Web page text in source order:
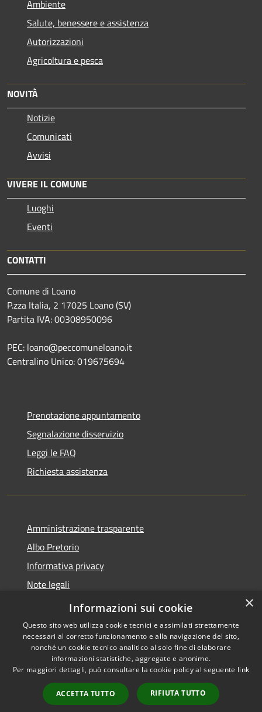
Ambiente
Salute, benessere e assistenza
Autorizzazioni
Agricoltura e pesca
NOVITÀ
Notizie
Comunicati
Avvisi
VIVERE IL COMUNE
Luoghi
Eventi
CONTATTI
Comune di Loano
P.zza Italia, 2 17025 Loano (SV)
Partita IVA: 00308950096
PEC: loano@peccomuneloano.it
Centralino Unico: 019675694
Prenotazione appuntamento
Segnalazione disservizio
Leggi le FAQ
Richiesta assistenza
Amministrazione trasparente
Albo Pretorio
Informativa privacy
Note legali
Dichiarazione di accessibilità
Accessibilità
Copyright © 2026 • Comune di
Loano • Powered by
Municipium•
Accesso
redazione
×
Informazioni sui cookie
Questo sito web utilizza cookie tecnici e assimilati strettamente
necessari al corretto funzionamento e alla navigazione del sito,
nonché un cookie tecnico analitico al solo fine di elaborare
informazioni statistiche, aggregate e anonime.
Per maggiori dettagli, può consultare la cookie policy al seguente link
ACCETTA TUTTO RIFIUTA TUTTO